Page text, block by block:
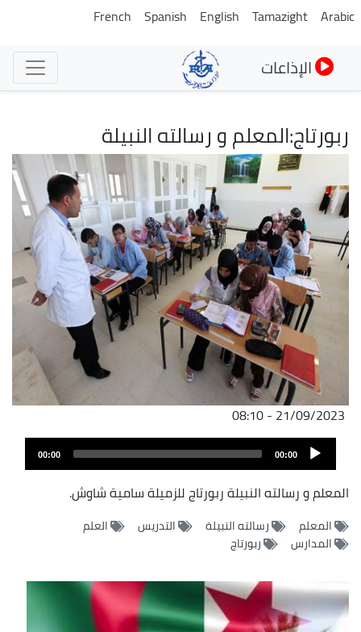
تجاوز
Arabic
Tamazight
English
Spanish
French
الإذاعات
ربورتاج:المعلم و رسالته النبيلة
21/09/2023 - 08:10
ملف
الصوت
Audio
Player
00:00
00:00
المعلم و رسالته النبيلة ربورتاج للزميلة سامية شاوش.
المعلم رسالته النبيلة التدريس
العلم
المدارس
ربورتاج